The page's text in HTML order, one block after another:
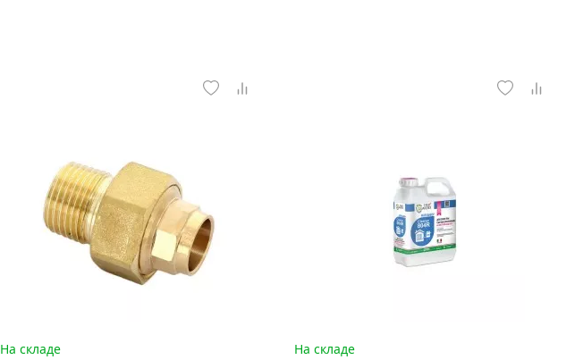
На складе На складе